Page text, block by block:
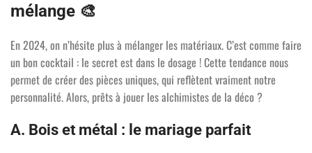
mélange 🎨
En 2024, on n’hésite plus à mélanger les matériaux. C’est comme faire
un bon cocktail : le secret est dans le dosage ! Cette tendance nous
permet de créer des pièces uniques, qui reflètent vraiment notre
personnalité. Alors, prêts à jouer les alchimistes de la déco ?
A. Bois et métal : le mariage parfait